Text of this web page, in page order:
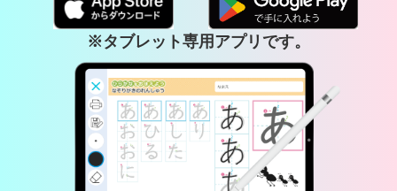
※タブレット専用アプリです。